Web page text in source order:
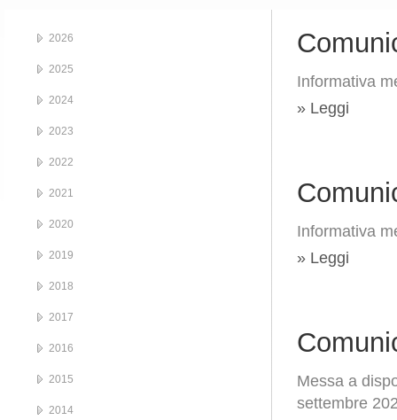
Informativa
» Leggi
Informativa
» Leggi
Messa a
settembre
2026
2025
2024
2023
2022
2021
2020
2019
2018
2017
2016
2015
2014